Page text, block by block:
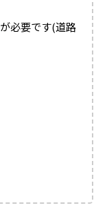
が必要です(道路